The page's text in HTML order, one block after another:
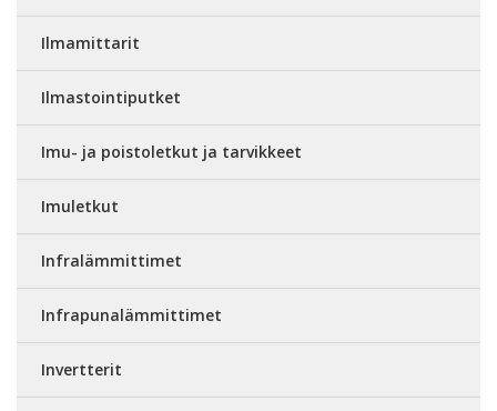
Ilmamittarit
Ilmastointiputket
Imu- ja poistoletkut ja tarvikkeet
Imuletkut
Infralämmittimet
Infrapunalämmittimet
Invertterit